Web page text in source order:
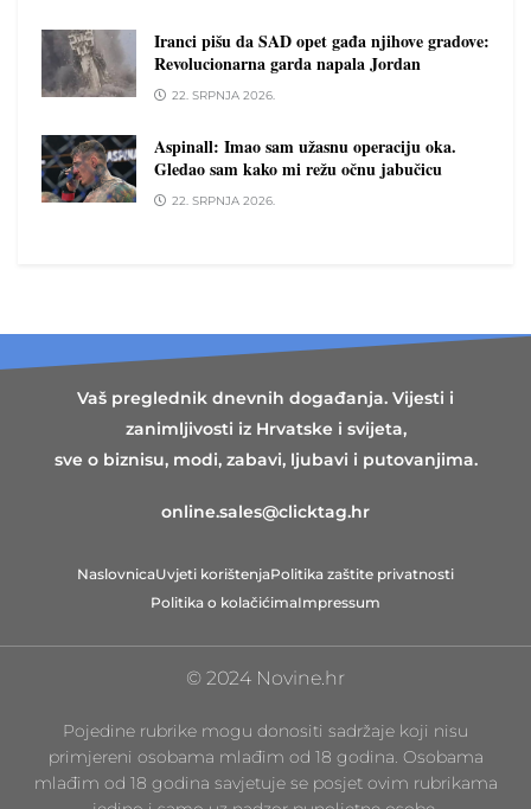
Iranci pišu da SAD opet gađa njihove gradove:
Revolucionarna garda napala Jordan
22. SRPNJA 2026.
Aspinall: Imao sam užasnu operaciju oka.
Gledao sam kako mi režu očnu jabučicu
22. SRPNJA 2026.
Vaš preglednik dnevnih događanja. Vijesti i
zanimljivosti iz Hrvatske i svijeta,
sve o biznisu, modi, zabavi, ljubavi i putovanjima.
online.sales@clicktag.hr
NaslovnicaUvjeti korištenjaPolitika zaštite privatnosti
Politika o kolačićimaImpressum
© 2024 Novine.hr
Pojedine rubrike mogu donositi sadržaje koji nisu
primjereni osobama mlađim od 18 godina. Osobama
mlađim od 18 godina savjetuje se posjet ovim rubrikama